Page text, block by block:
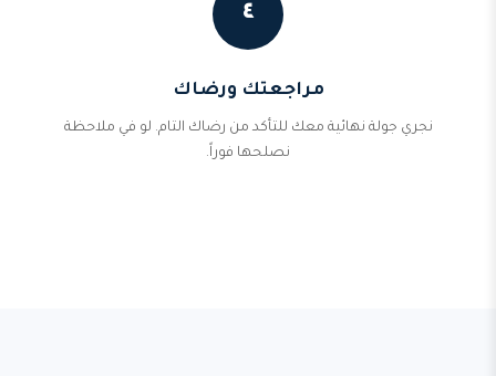
٤
مراجعتك ورضاك
نجري جولة نهائية معك للتأكد من رضاك التام. لو في ملاحظة
نصلحها فوراً.